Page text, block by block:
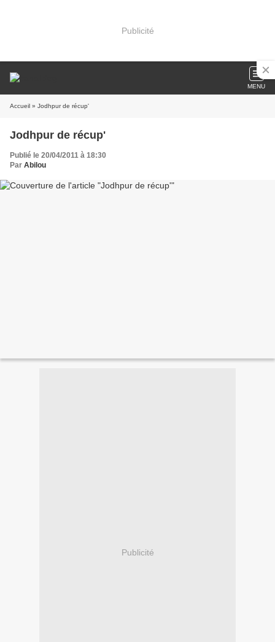
Publicité
MENU
Accueil » Jodhpur de récup'
Jodhpur de récup'
Publié le 20/04/2011 à 18:30
Par Abilou
Publicité